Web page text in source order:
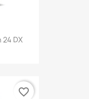
DX
favorite_border